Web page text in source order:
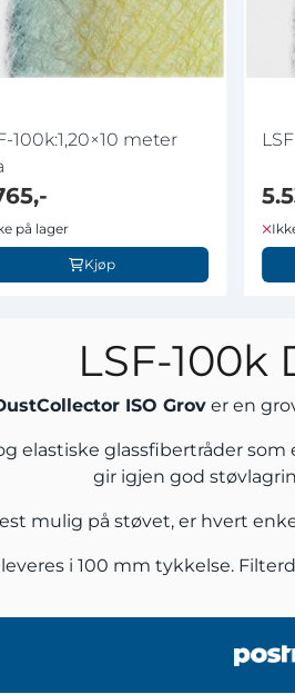
100k:1,20×10 meter
på lager
Kjøp
LSF-
ISO Grov er en
elastiske glassfibertråder
gir igjen god
mulig på støvet, er hvert
i 100 mm tykkelse.